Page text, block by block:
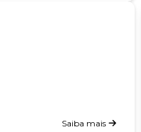
Saiba mais